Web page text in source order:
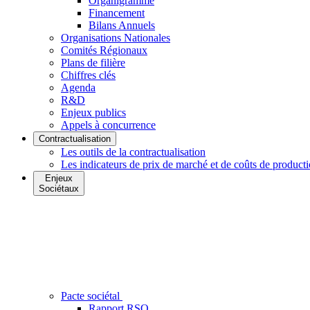
Financement
Bilans Annuels
Organisations Nationales
Comités Régionaux
Plans de filière
Chiffres clés
Agenda
R&D
Enjeux publics
Appels à concurrence
Contractualisation
Les outils de la contractualisation
Les indicateurs de prix de marché et de coûts de
Enjeux
Sociétaux
Pacte sociétal